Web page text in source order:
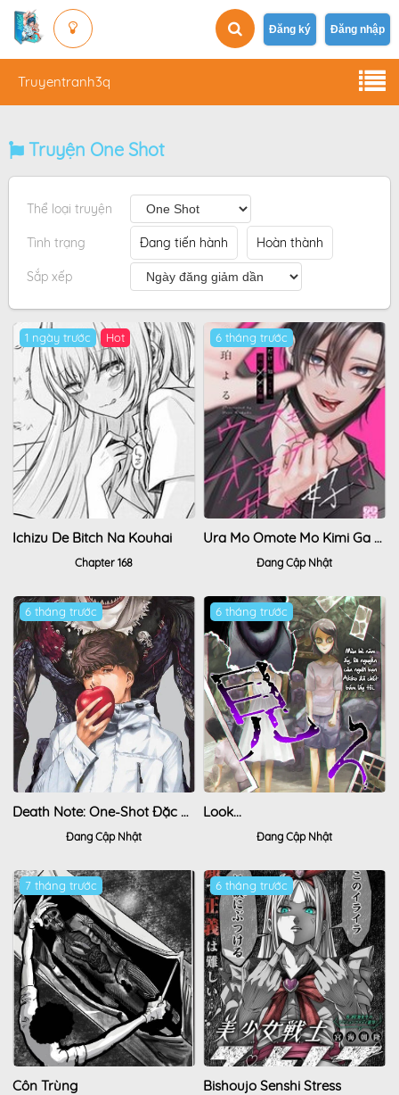
Đăng ký Đăng nhập
Truyentranh3q
Truyện One Shot
Thể loại truyện
Tình trạng Đang tiến hành Hoàn thành
Sắp xếp
1 ngày trước Hot
Ichizu De Bitch Na Kouhai
Chapter 168
6 tháng trước
Ura Mo Omote Mo Kimi Ga Suki
Đang Cập Nhật
6 tháng trước
Death Note: One-Shot Đặc Biệt
Đang Cập Nhật
6 tháng trước
Look...
Đang Cập Nhật
7 tháng trước
Côn Trùng
6 tháng trước
Bishoujo Senshi Stress